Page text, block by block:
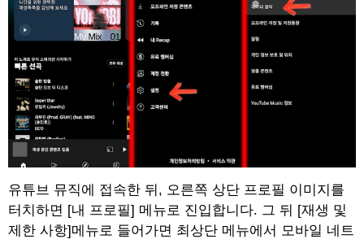
유튜브 뮤직에 접속한 뒤, 오른쪽 상단 프로필 이미지를
터치하면 [내 프로필] 메뉴로 진입합니다. 그 뒤 [재생 및
제한 사항]메뉴로 들어가면 최상단 메뉴에서 모바일 네트